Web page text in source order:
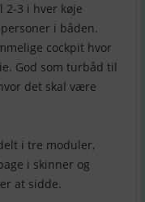
2-3 i hver køje
i båden.
cockpit hvor
God som turbåd til
det skal være
i tre moduler,
i skinner og
at sidde.